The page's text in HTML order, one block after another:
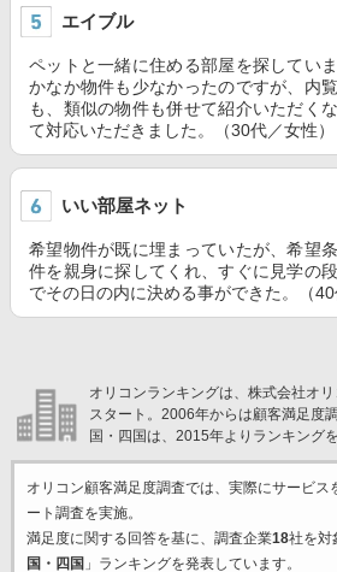
エイブル
ペットと一緒に住める部屋を探してい
かなか物件も少なかったのですが、内
も、類似の物件も併せて紹介いただく
て対応いただきました。（30代／女性）
いい部屋ネット
希望物件が既に埋まっていたが、希望
件を親身に探してくれ、すぐに見学の
でその日の内に決める事ができた。（40
オリコンランキングは、株式会社オ
スタート。2006年からは顧客満足度
国・四国は、2015年よりランキング
オリコン顧客満足度調査では、実際にサービス
ート調査を実施。
満足度に関する回答を基に、調査企業18社を対
国・四国 」ランキングを発表しています。